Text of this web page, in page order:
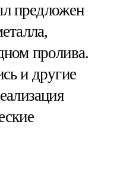
предложен
пролива.
и другие